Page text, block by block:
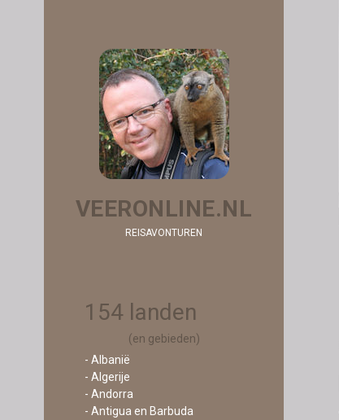
VEERONLINE.NL
REISAVONTUREN
154 landen
(en gebieden)
- Albanië
- Algerije
- Andorra
- Antigua en Barbuda